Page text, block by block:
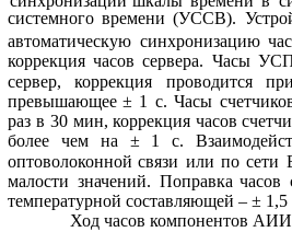
системного времени (УССВ).
автоматическую синхронизацию
коррекция часов сервера. Часы
сервер,
коррекция проводится
превышающее ± 1 с. Часы
раз в 30 мин, коррекция часов
более
чем на ± 1 с.
оптоволоконной связи или по сети
малости значений. Поправка часов
температурной составляющей – ± 1,5
Ход часов компонентов